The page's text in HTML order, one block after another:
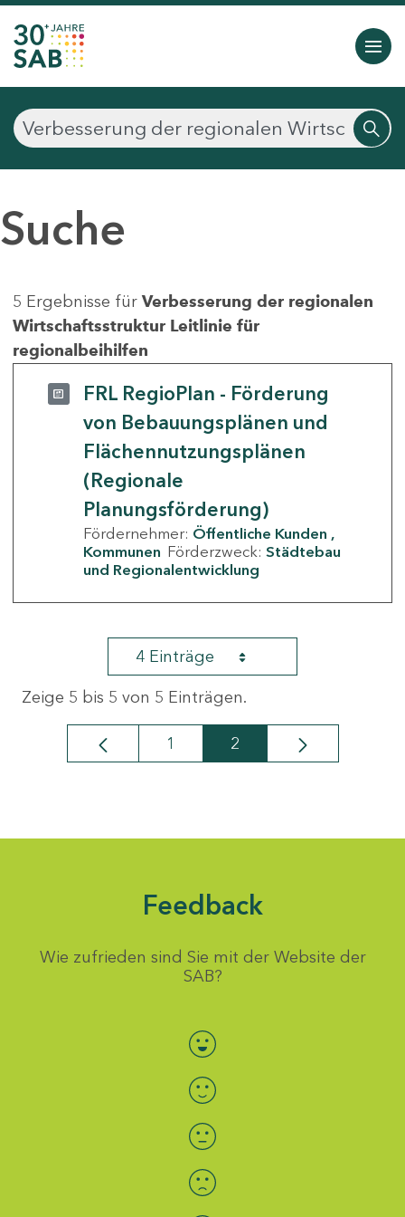
Suche
5 Ergebnisse für Verbesserung der regionalen
Wirtschaftsstruktur Leitlinie für
regionalbeihilfen
FRL RegioPlan - Förderung
von Bebauungsplänen und
Flächennutzungsplänen
(Regionale
Planungsförderung)
Fördernehmer: Öffentliche Kunden
Kommunen Förderzweck: Städtebau
und Regionalentwicklung
4 Einträge
Zeige 5 bis 5 von 5 Einträgen.
Seite
1 Seite
2
Feedback
Wie zufrieden sind Sie mit der Website der
SAB?
Bewertung auswählen